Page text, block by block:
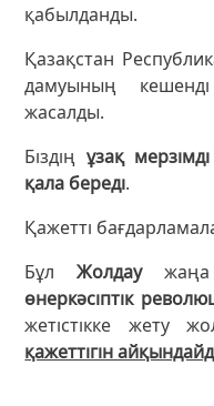
қабылданды.
Қазақстан
дамуының
жасалды.
Біздің ұзақ
қала береді.
Қажетті
Бұл Жолдаужаңа
өнеркәсіптік
жетістікке жету
қажеттігін